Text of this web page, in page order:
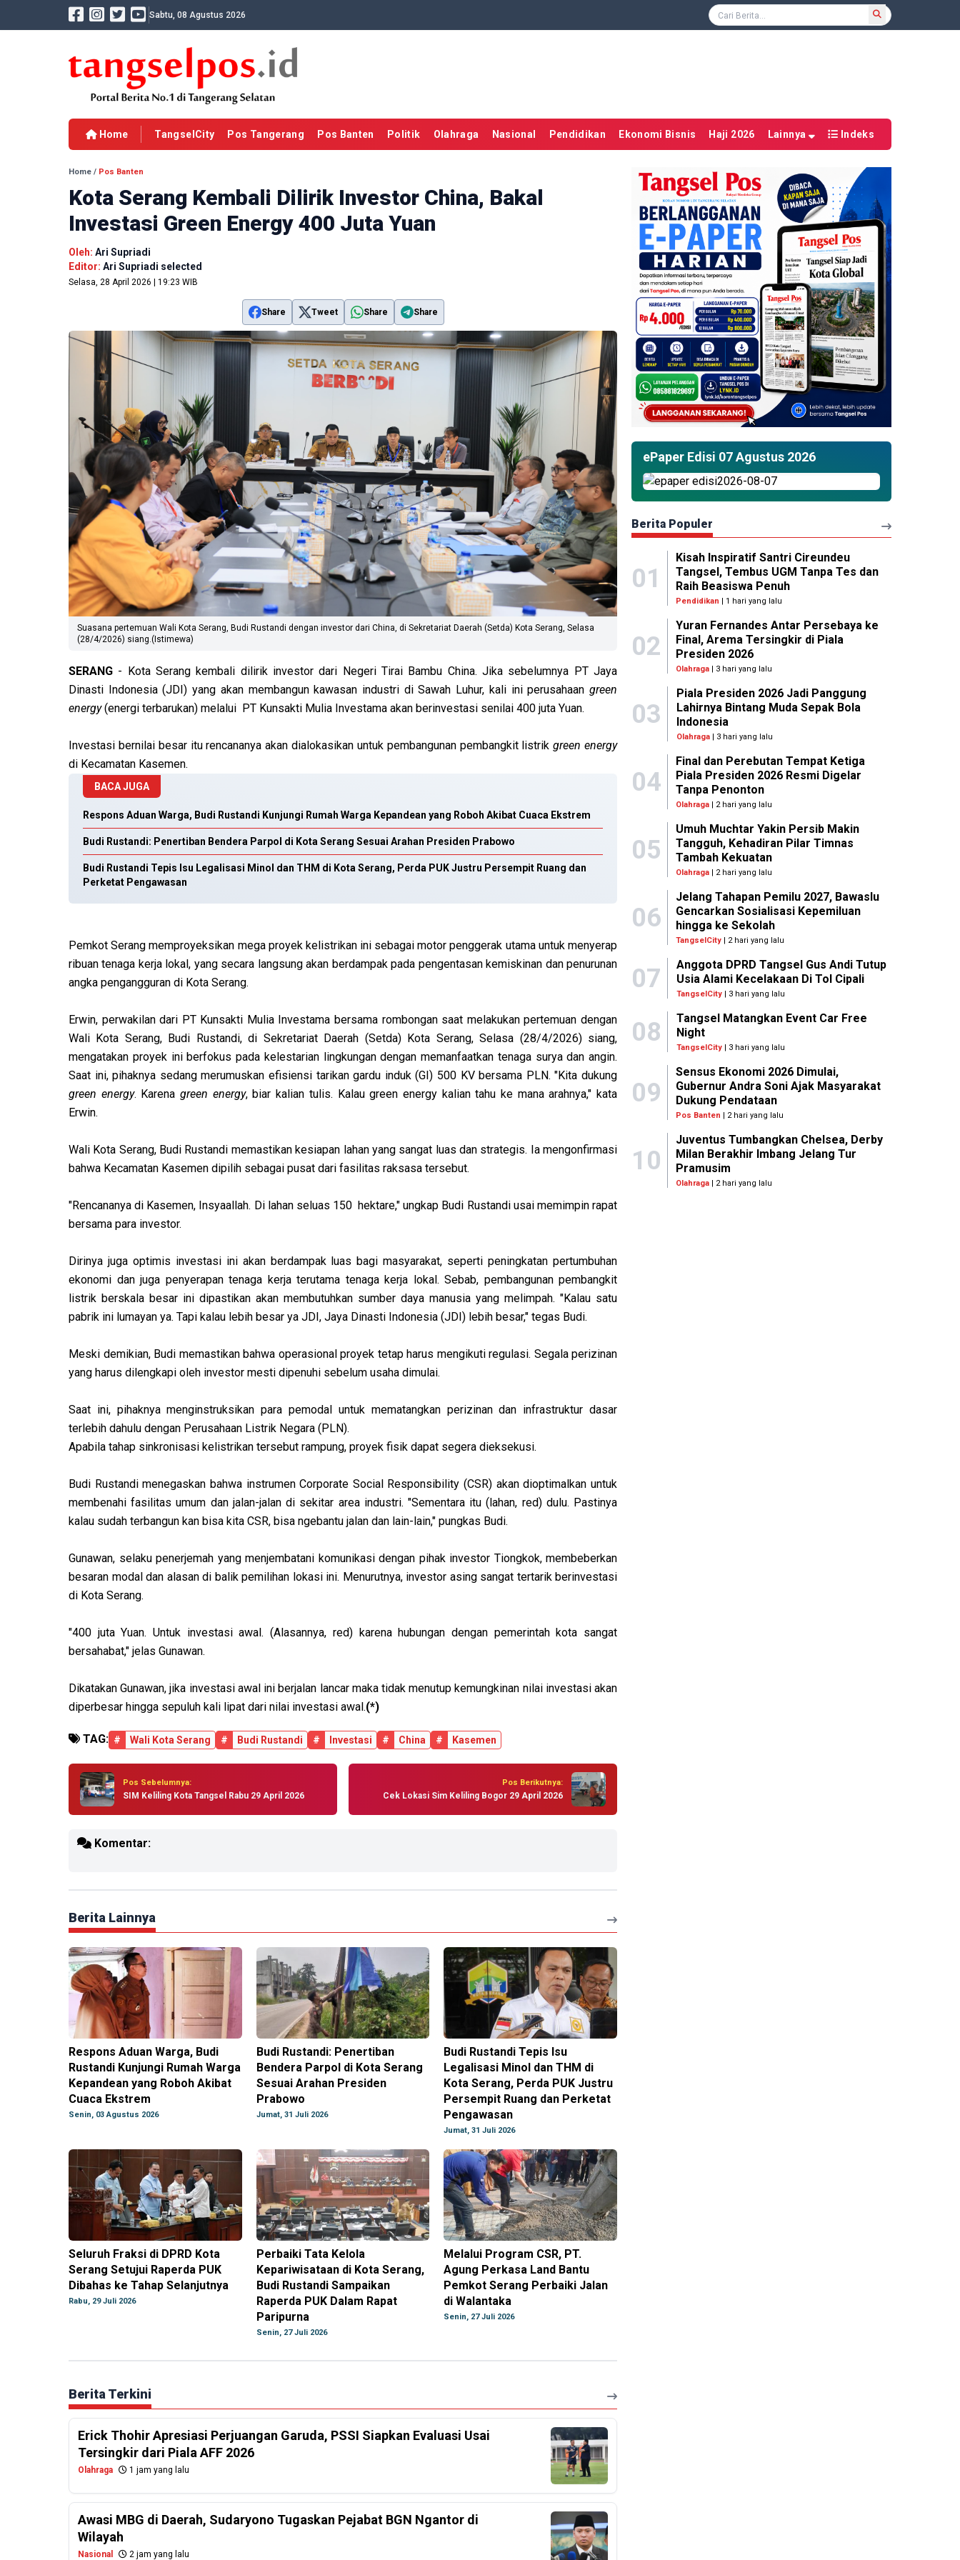
Sabtu, 08 Agustus 2026
Home TangselCity Pos Tangerang Pos Banten Politik Olahraga Nasional Pendidikan Ekonomi Bisnis Haji 2026 Lainnya Indeks
Home / Pos Banten
Kota Serang Kembali Dilirik Investor China, Bakal
Investasi Green Energy 400 Juta Yuan
Oleh: Ari Supriadi
Editor: Ari Supriadi selected
Selasa, 28 April 2026 | 19:23 WIB
Share Tweet Share Share
Suasana pertemuan Wali Kota Serang, Budi Rustandi dengan investor dari China, di Sekretariat Daerah (Setda) Kota Serang, Selasa
(28/4/2026) siang.(Istimewa)
SERANG - Kota Serang kembali dilirik investor dari Negeri Tirai Bambu China. Jika sebelumnya PT Jaya
Dinasti Indonesia (JDI) yang akan membangun kawasan industri di Sawah Luhur, kali ini perusahaan green
energy(energi terbarukan) melalui PT Kunsakti Mulia Investama akan berinvestasi senilai 400 juta Yuan.
Investasi bernilai besar itu rencananya akan dialokasikan untuk pembangunan pembangkit listrikgreen energy
di Kecamatan Kasemen.
BACA JUGA
Respons Aduan Warga, Budi Rustandi Kunjungi Rumah Warga Kepandean yang Roboh Akibat Cuaca Ekstrem
Budi Rustandi: Penertiban Bendera Parpol di Kota Serang Sesuai Arahan Presiden Prabowo
Budi Rustandi Tepis Isu Legalisasi Minol dan THM di Kota Serang, Perda PUK Justru Persempit Ruang dan
Perketat Pengawasan
Pemkot Serang memproyeksikan mega proyek kelistrikan ini sebagai motor penggerak utama untuk menyerap
ribuan tenaga kerja lokal, yang secara langsung akan berdampak pada pengentasan kemiskinan dan penurunan
angka pengangguran di Kota Serang.
Erwin, perwakilan dari PT Kunsakti Mulia Investama bersama rombongan saat melakukan pertemuan dengan
Wali Kota Serang, Budi Rustandi, di Sekretariat Daerah (Setda) Kota Serang, Selasa (28/4/2026) siang,
mengatakan proyek ini berfokus pada kelestarian lingkungan dengan memanfaatkan tenaga surya dan angin.
Saat ini, pihaknya sedang merumuskan efisiensi tarikan gardu induk (GI) 500 KV bersama PLN. "Kita dukung
green energy. Karenagreen energy, biar kalian tulis. Kalau green energy kalian tahu ke mana arahnya," kata
Erwin.
Wali Kota Serang, Budi Rustandi memastikan kesiapan lahan yang sangat luas dan strategis. Ia mengonfirmasi
bahwa Kecamatan Kasemen dipilih sebagai pusat dari fasilitas raksasa tersebut.
"Rencananya di Kasemen, Insyaallah. Di lahan seluas 150 hektare," ungkap Budi Rustandi usai memimpin rapat
bersama para investor.
Dirinya juga optimis investasi ini akan berdampak luas bagi masyarakat, seperti peningkatan pertumbuhan
ekonomi dan juga penyerapan tenaga kerja terutama tenaga kerja lokal. Sebab, pembangunan pembangkit
listrik berskala besar ini dipastikan akan membutuhkan sumber daya manusia yang melimpah. "Kalau satu
pabrik ini lumayan ya. Tapi kalau lebih besar ya JDI, Jaya Dinasti Indonesia (JDI) lebih besar," tegas Budi.
Meski demikian, Budi memastikan bahwa operasional proyek tetap harus mengikuti regulasi. Segala perizinan
yang harus dilengkapi oleh investor mesti dipenuhi sebelum usaha dimulai.
Saat ini, pihaknya menginstruksikan para pemodal untuk mematangkan perizinan dan infrastruktur dasar
terlebih dahulu dengan Perusahaan Listrik Negara (PLN).
Apabila tahap sinkronisasi kelistrikan tersebut rampung, proyek fisik dapat segera dieksekusi.
Budi Rustandi menegaskan bahwa instrumen Corporate Social Responsibility (CSR) akan dioptimalkan untuk
membenahi fasilitas umum dan jalan-jalan di sekitar area industri. "Sementara itu (lahan, red) dulu. Pastinya
kalau sudah terbangun kan bisa kita CSR, bisa ngebantu jalan dan lain-lain," pungkas Budi.
Gunawan, selaku penerjemah yang menjembatani komunikasi dengan pihak investor Tiongkok, membeberkan
besaran modal dan alasan di balik pemilihan lokasi ini. Menurutnya, investor asing sangat tertarik berinvestasi
di Kota Serang.
"400 juta Yuan. Untuk investasi awal. (Alasannya, red) karena hubungan dengan pemerintah kota sangat
bersahabat," jelas Gunawan.
Dikatakan Gunawan, jika investasi awal ini berjalan lancar maka tidak menutup kemungkinan nilai investasi akan
diperbesar hingga sepuluh kali lipat dari nilai investasi awal.(*)
TAG: # Wali Kota Serang # Budi Rustandi # Investasi # China # Kasemen
Pos Sebelumnya:
SIM Keliling Kota Tangsel Rabu 29 April 2026
Pos Berikutnya:
Cek Lokasi Sim Keliling Bogor 29 April 2026
Komentar:
Berita Lainnya
Respons Aduan Warga, Budi
Rustandi Kunjungi Rumah Warga
Kepandean yang Roboh Akibat
Cuaca Ekstrem
Senin, 03 Agustus 2026
Budi Rustandi: Penertiban
Bendera Parpol di Kota Serang
Sesuai Arahan Presiden
Prabowo
Jumat, 31 Juli 2026
Budi Rustandi Tepis Isu
Legalisasi Minol dan THM di
Kota Serang, Perda PUK Justru
Persempit Ruang dan Perketat
Pengawasan
Jumat, 31 Juli 2026
Seluruh Fraksi di DPRD Kota
Serang Setujui Raperda PUK
Dibahas ke Tahap Selanjutnya
Rabu, 29 Juli 2026
Perbaiki Tata Kelola
Kepariwisataan di Kota Serang,
Budi Rustandi Sampaikan
Raperda PUK Dalam Rapat
Paripurna
Senin, 27 Juli 2026
Melalui Program CSR, PT.
Agung Perkasa Land Bantu
Pemkot Serang Perbaiki Jalan
di Walantaka
Senin, 27 Juli 2026
Berita Terkini
Erick Thohir Apresiasi Perjuangan Garuda, PSSI Siapkan Evaluasi Usai
Tersingkir dari Piala AFF 2026
Olahraga 1 jam yang lalu
Awasi MBG di Daerah, Sudaryono Tugaskan Pejabat BGN Ngantor di
Wilayah
Nasional 2 jam yang lalu
ePaper Edisi 07 Agustus 2026
Berita Populer
01
Kisah Inspiratif Santri Cireundeu
Tangsel, Tembus UGM Tanpa Tes dan
Raih Beasiswa Penuh
Pendidikan | 1 hari yang lalu
02
Yuran Fernandes Antar Persebaya ke
Final, Arema Tersingkir di Piala
Presiden 2026
Olahraga | 3 hari yang lalu
03
Piala Presiden 2026 Jadi Panggung
Lahirnya Bintang Muda Sepak Bola
Indonesia
Olahraga| 3 hari yang lalu
04
Final dan Perebutan Tempat Ketiga
Piala Presiden 2026 Resmi Digelar
Tanpa Penonton
Olahraga | 2 hari yang lalu
05
Umuh Muchtar Yakin Persib Makin
Tangguh, Kehadiran Pilar Timnas
Tambah Kekuatan
Olahraga | 2 hari yang lalu
06
Jelang Tahapan Pemilu 2027, Bawaslu
Gencarkan Sosialisasi Kepemiluan
hingga ke Sekolah
TangselCity | 2 hari yang lalu
07
Anggota DPRD Tangsel Gus Andi Tutup
Usia Alami Kecelakaan Di Tol Cipali
TangselCity| 3 hari yang lalu
08
Tangsel Matangkan Event Car Free
Night
TangselCity| 3 hari yang lalu
09
Sensus Ekonomi 2026 Dimulai,
Gubernur Andra Soni Ajak Masyarakat
Dukung Pendataan
Pos Banten | 2 hari yang lalu
10
Juventus Tumbangkan Chelsea, Derby
Milan Berakhir Imbang Jelang Tur
Pramusim
Olahraga | 2 hari yang lalu